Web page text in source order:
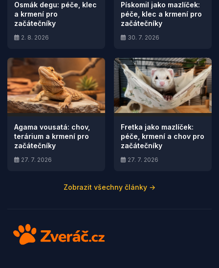
Osmák degu: péče, klec
a krmení pro
začátečníky
2. 8. 2026
Pískomil jako mazlíček:
péče, klec a krmení pro
začátečníky
30. 7. 2026
Agama vousatá: chov,
terárium a krmení pro
začátečníky
27. 7. 2026
Fretka jako mazlíček:
péče, krmení a chov pro
začátečníky
27. 7. 2026
Zobrazit všechny články →